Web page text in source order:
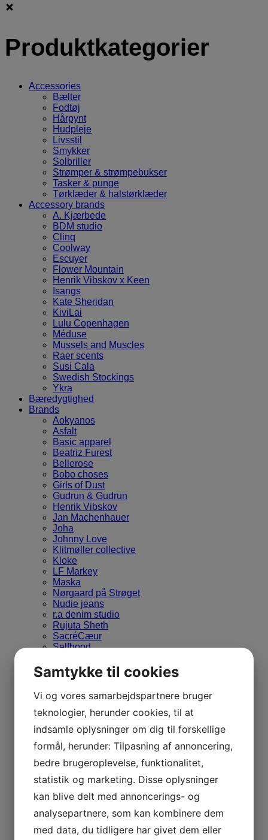
Produktkategorier
Accessories
Bælter
Fodtøj
Hårpynt
Hudpleje
Livsstil
Smykker
Solbriller
Strømper & strømpebukser
Tasker & punge
Tørklæder & halstørklæder
Accessory brands
A. Kjærbede
BDM studio
Clinq
Coolway
Escuyer
Flower Mountain
Henrik Vibskov x Keen
Isangs
Kate Sheridan
KiviLai
Lulu Copenhagen
Méduse
Mussels and Muscles
Raer scents
Susi Cala
Swedish Stockings
Ykra
Bæredygtighed
Brands
Aokyanos
Asfalt
Basic apparel
Beatriz Furest
Bellerose
Bobo choses
Girls of Dust
Gudrun & Gudrun
Henrik Vibskov
Jan Machenhauer
Joha
Johnny Love
Klitmøller collective
Kloke
LF Markey
Maska
Nørgaard på Strøget
Nudie jeans
r.a denim studio
Rujuta Sheth
SacréCæur
Selfhood
Sideline
Sixsoeurs
Tinsels
Vetra
You must create
Donn Ya Doll’s udvalgte
Efterår / vinter
Forår / sommer
Nye varer
Tøj
Bluser & skjorter
Bukser & jeans
Frakker & jakker
Heldragter
Samtykke til cookies
Vi og vores samarbejdspartnere bruger
teknologier, herunder cookies, til at
indsamle oplysninger om dig til forskellige
formål, herunder: Tilpasning af annoncering,
bedre brugeroplevelse, funktionalitet,
statistik og marketing. Disse oplysninger
kan blive delt med annoncerings- og
analysepartnere, som kan kombinere dem
med data, du tidligere har givet dem eller